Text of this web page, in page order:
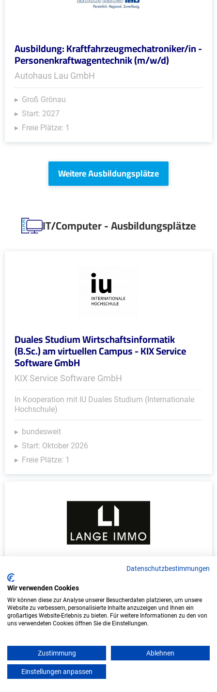
Ausbildung: Kraftfahrzeugmechatroniker/in -
Personenkraftwagentechnik (m/w/d)
Autohaus Lau GmbH
Groß Grönau
Start: 2027
Freie Plätze: 1
Weitere Ausbildungsplätze
IT/Computer - Ausbildungsplätze
Duales Studium Wirtschaftsinformatik
(B.Sc.) am virtuellen Campus - KIX Service
Software GmbH
KIX Service Software GmbH
In Kooperation mit IU Duales Studium (Internationale
Hochschule)
bundesweit
Start: Oktober 2026
Freie Plätze: 1
Duales Studium Informatik (B.Sc.) am
virtuellen Campus - Lange Immo GmbH
LANGE IMMO GmbH
In Kooperation mit IU Duales Studium
(Internationale Hochschule)
bundesweit
Start: Oktober 2026
Freie Plätze: 1
Datenschutzbestimmungen
Wir verwenden Cookies
Wir können diese zur Analyse unserer Besucherdaten platzieren, um unsere
Website zu verbessern, personalisierte Inhalte anzuzeigen und Ihnen ein
großartiges Website-Erlebnis zu bieten. Für weitere Informationen zu den von
uns verwendeten Cookies öffnen Sie die Einstellungen.
Zustimmung Ablehnen
Einstellungen anpassen